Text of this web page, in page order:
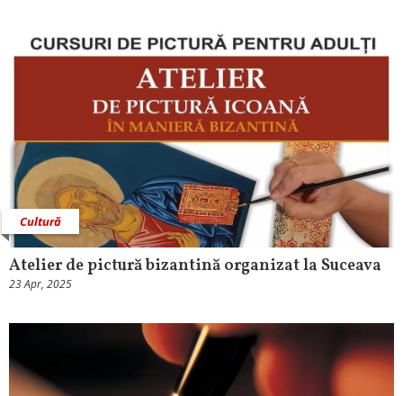
Cultură
Atelier de pictură bizantină organizat la Suceava
23 Apr, 2025